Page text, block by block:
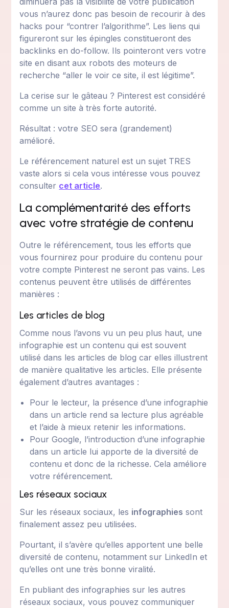
vous n’aurez donc pas besoin de recourir à des
hacks pour “contrer l’algorithme”. Les liens qui
figureront sur les épingles constitueront des
backlinks en do-follow. Ils pointeront vers votre
site en disant aux robots des moteurs de
recherche “aller le voir ce site, il est légitime”.
La cerise sur le gâteau ? Pinterest est considéré
comme un site à très forte autorité.
Résultat : votre SEO sera (grandement)
amélioré.
Le référencement naturel est un sujet TRES
vaste alors si cela vous intéresse vous pouvez
consulter cet article.
La complémentarité des efforts
avec votre stratégie de contenu
Outre le référencement, tous les efforts que
vous fournirez pour produire du contenu pour
votre compte Pinterest ne seront pas vains. Les
contenus peuvent être utilisés de différentes
manières :
Les articles de blog
Comme nous l’avons vu un peu plus haut, une
infographie est un contenu qui est souvent
utilisé dans les articles de blog car elles illustrent
de manière qualitative les articles. Elle présente
également d’autres avantages :
Pour le lecteur, la présence d’une infographie
dans un article rend sa lecture plus agréable
et l’aide à mieux retenir les informations.
Pour Google, l’introduction d’une infographie
dans un article lui apporte de la diversité de
contenu et donc de la richesse. Cela améliore
votre référencement.
Les réseaux sociaux
Sur les réseaux sociaux, les infographies sont
finalement assez peu utilisées.
Pourtant, il s’avère qu’elles apportent une belle
diversité de contenu, notamment sur LinkedIn et
qu’elles ont une très bonne viralité.
En publiant des infographies sur les autres
réseaux sociaux, vous pouvez communiquer